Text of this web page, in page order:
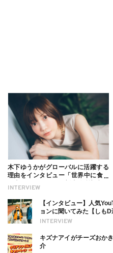
INTERVIEW
木下ゆうかがグローバルに活躍する
理由をインタビュー「世界中に食べ
ついても
INTERVIEW
【インタビュー】人気
ョンに聞いてみた【しもD
キズナアイがチーズおか
介